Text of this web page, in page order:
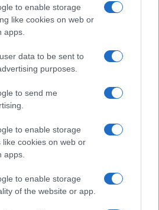
to enable storage
like cookies on web or
apps.
data to be sent to
purposes.
to send me
to enable storage
like cookies on web or
apps.
to enable storage
of the website or app.
E ora siamo arrivati al
i piani di transizione.
è pubblicare i rischi,
e ridurre i rischi grazie ai
costrette ad adeguarsi ai
de Galhau ha rimarcato
all’80 per cento di banche
La Bce della Lagarde non
annunciando negli ultimi